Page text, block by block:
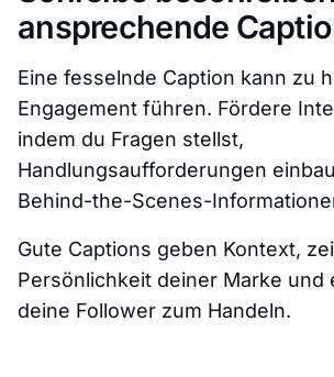
ansprechende
Eine fesselnde Caption kann zu
Engagement führen. Fördere
indem du Fragen stellst,
Handlungsaufforderungen
Behind-the-Scenes-
Gute Captions geben Kontext,
Persönlichkeit deiner Marke und
deine Follower zum Handeln.